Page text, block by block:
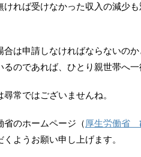
ければ受けなかった収入の減少
は申請しなければならないのか
のであれば、ひとり親世帯へ
常ではございませんね。
のホームページ（厚生労働省
ようお願い申し上げます。